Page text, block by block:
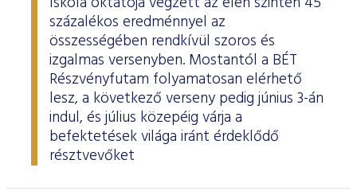
százalékos eredménnyel az
összességében rendkívül szoros és
izgalmas versenyben. Mostantól a BÉT
Részvényfutam folyamatosan elérhető
lesz, a következő verseny pedig június 3-án
indul, és július közepéig várja a
befektetések világa iránt érdeklődő
résztvevőket